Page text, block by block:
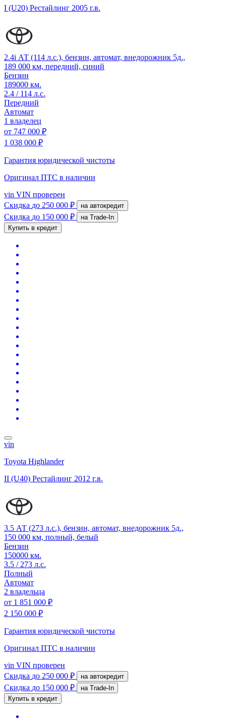
I (U20) Рестайлинг 2005 г.в.
2.4i АТ (114 л.с.), бензин, автомат, внедорожник 5д.,
189 000 км, передний, синий
Бензин
189000 км.
2.4 / 114 л.с.
Передний
Автомат
1 владелец
от 747 000 ₽
1 038 000 ₽
Гарантия юридической чистоты
Оригинал ПТС в наличии
vin VIN проверен
Скидка до 250 000 ₽ на автокредит
Скидка до 150 000 ₽
на Trade-In
Купить в кредит
vin
Toyota Highlander
II (U40) Рестайлинг 2012 г.в.
3.5 АТ (273 л.с.), бензин, автомат, внедорожник 5д.,
150 000 км, полный, белый
Бензин
150000 км.
3.5 / 273 л.с.
Полный
Автомат
2 владельца
от 1 851 000 ₽
2 150 000 ₽
Гарантия юридической чистоты
Оригинал ПТС в наличии
vin VIN проверен
Скидка до 250 000 ₽ на автокредит
Скидка до 150 000 ₽
на Trade-In
Купить в кредит